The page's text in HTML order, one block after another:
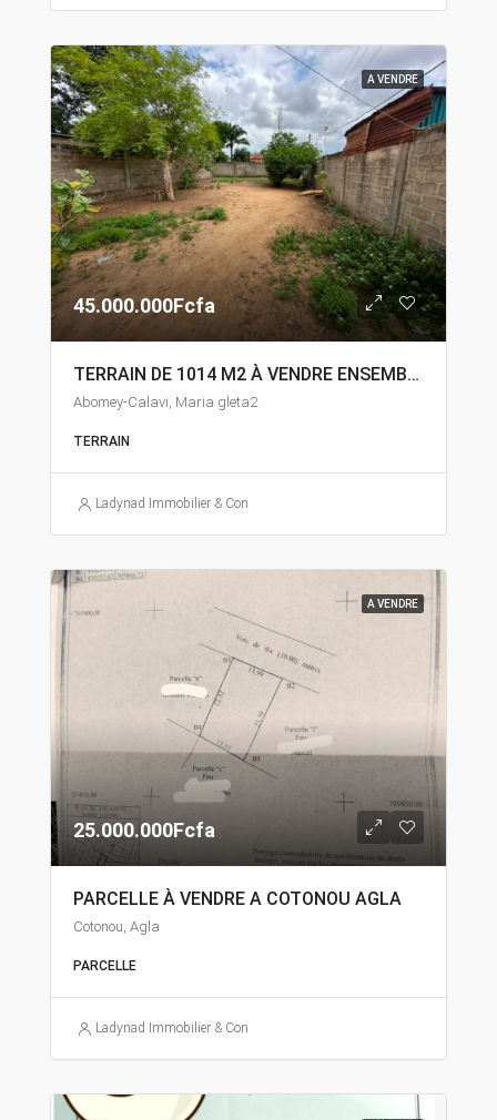
A VENDRE
45.000.000Fcfa
TERRAIN DE 1014 M2 À VENDRE ENSEMBLE À ABOMEY-CALAVI MARIA GLETA
Abomey-Calavi, Maria gleta2
TERRAIN
Ladynad Immobilier & Construction
A VENDRE
25.000.000Fcfa
PARCELLE À VENDRE A COTONOU AGLA
Cotonou, Agla
PARCELLE
Ladynad Immobilier & Construction